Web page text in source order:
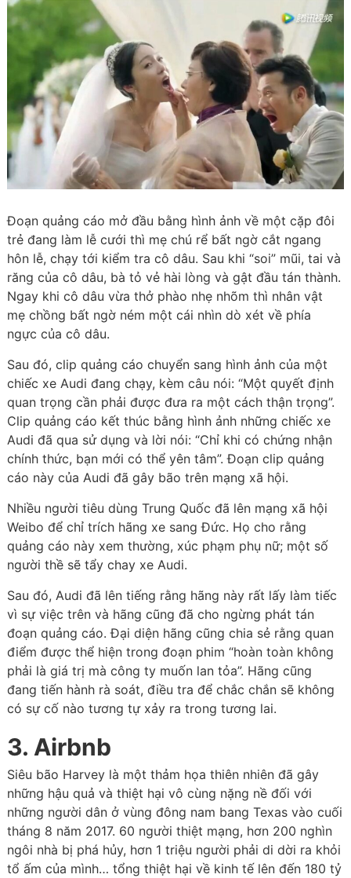
Đoạn quảng cáo mở đầu bằng hình ảnh về một cặp đôi
trẻ đang làm lễ cưới thì mẹ chú rể bất ngờ cắt ngang
hôn lễ, chạy tới kiểm tra cô dâu. Sau khi “soi” mũi, tai và
răng của cô dâu, bà tỏ vẻ hài lòng và gật đầu tán thành.
Ngay khi cô dâu vừa thở phào nhẹ nhõm thì nhân vật
mẹ chồng bất ngờ ném một cái nhìn dò xét về phía
ngực của cô dâu.
Sau đó, clip quảng cáo chuyển sang hình ảnh của một
chiếc xe Audi đang chạy, kèm câu nói: “Một quyết định
quan trọng cần phải được đưa ra một cách thận trọng”.
Clip quảng cáo kết thúc bằng hình ảnh những chiếc xe
Audi đã qua sử dụng và lời nói: “Chỉ khi có chứng nhận
chính thức, bạn mới có thể yên tâm”. Đoạn clip quảng
cáo này của Audi đã gây bão trên mạng xã hội.
Nhiều người tiêu dùng Trung Quốc đã lên mạng xã hội
Weibo để chỉ trích hãng xe sang Đức. Họ cho rằng
quảng cáo này xem thường, xúc phạm phụ nữ; một số
người thề sẽ tẩy chay xe Audi.
Sau đó, Audi đã lên tiếng rằng hãng này rất lấy làm tiếc
vì sự việc trên và hãng cũng đã cho ngừng phát tán
đoạn quảng cáo. Đại diện hãng cũng chia sẻ rằng quan
điểm được thể hiện trong đoạn phim “hoàn toàn không
phải là giá trị mà công ty muốn lan tỏa”. Hãng cũng
đang tiến hành rà soát, điều tra để chắc chắn sẽ không
có sự cố nào tương tự xảy ra trong tương lai.
3. Airbnb
Siêu bão Harvey là một thảm họa thiên nhiên đã gây
những hậu quả và thiệt hại vô cùng nặng nề đối với
những người dân ở vùng đông nam bang Texas vào cuối
tháng 8 năm 2017. 60 người thiệt mạng, hơn 200 nghìn
ngôi nhà bị phá hủy, hơn 1 triệu người phải di dời ra khỏi
tổ ấm của mình… tổng thiệt hại về kinh tế lên đến 180 tỷ